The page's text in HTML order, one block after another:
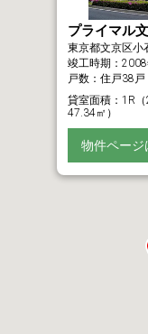
プライマル
東京都文京区小
竣工時期：2008
戸数：住戸38戸
貸室面積：1R
47.34㎡）
物件ページ